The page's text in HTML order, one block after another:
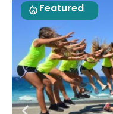
Featured